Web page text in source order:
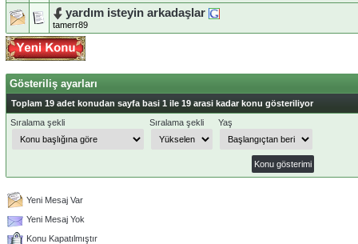
yardım isteyin arkadaşlar
tamerr89
Gösteriliş ayarları
Toplam 19 adet konudan sayfa basi 1 ile 19 arasi kadar konu gösteriliyor
Sıralama şekli
Sıralama şekli Yaş
Yeni Mesaj Var
Yeni Mesaj Yok
Konu Kapatılmıştır